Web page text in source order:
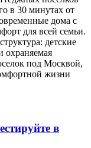
в 30 минутах от
дома с
для всей семьи.
детские
охраняемая
под Москвой,
жизни
в